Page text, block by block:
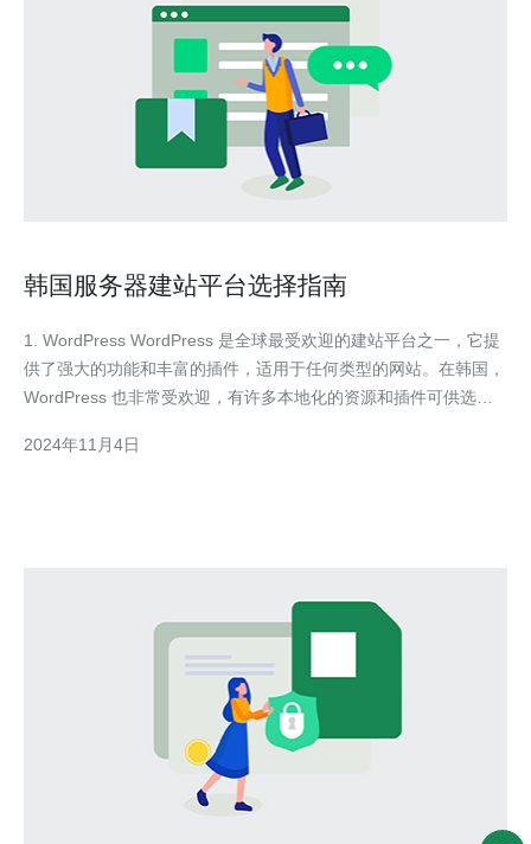
韩国服务器建站平台选择指南
1. WordPress WordPress 是全球最受欢迎的建站平台之一，它提
供了强大的功能和丰富的插件，适用于任何类型的网站。在韩国，
WordPress 也非常受欢迎，有许多本地化的资源和插件可供选
使用的编辑器，您可以轻松地创建和编辑页面内容。此外，
2024年11月4日